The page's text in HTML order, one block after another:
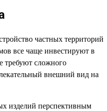
частных территорий
все чаще инвестируют в
требуют сложного
внешний вид на
изделий перспективным